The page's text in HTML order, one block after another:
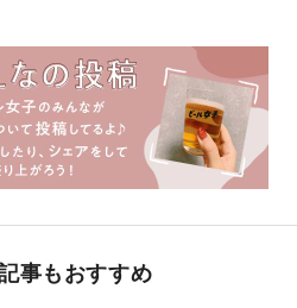
事もおすすめ